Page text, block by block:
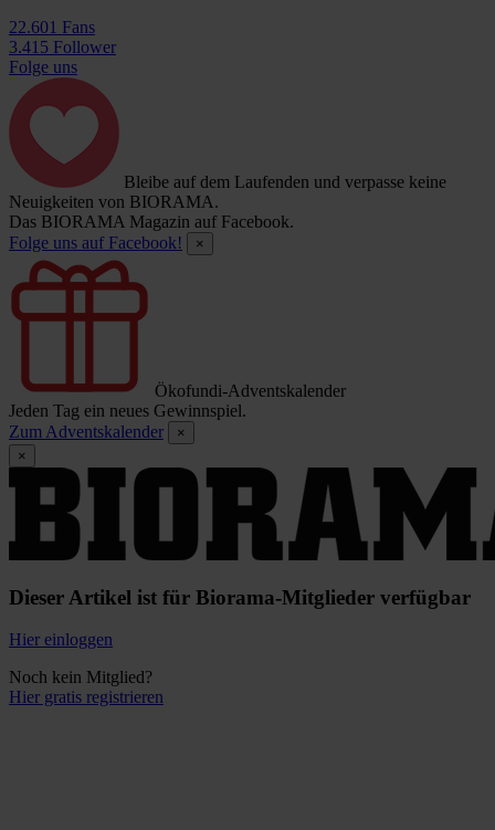
22.601 Fans
3.415 Follower
Folge uns
Bleibe auf dem Laufenden und verpasse keine
Neuigkeiten von BIORAMA.
Das BIORAMA Magazin auf Facebook.
Folge uns auf Facebook!
×
Ökofundi-Adventskalender
Jeden Tag ein neues Gewinnspiel.
Zum Adventskalender
×
×
Dieser Artikel ist für Biorama-Mitglieder verfügbar
Hier einloggen
Noch kein Mitglied?
Hier gratis registrieren